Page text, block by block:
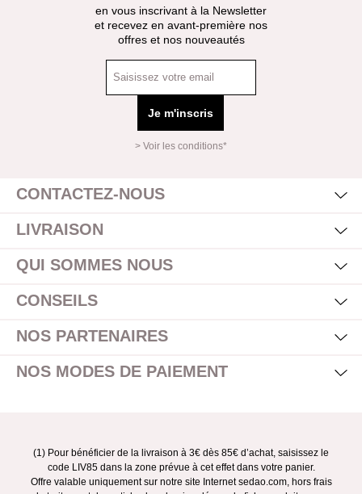
en vous inscrivant à la Newsletter
et recevez en avant-première nos
offres et nos nouveautés
Je m'inscris
> Voir les conditions*
CONTACTEZ-NOUS
LIVRAISON
QUI SOMMES NOUS
CONSEILS
NOS PARTENAIRES
NOS MODES DE PAIEMENT
(1) Pour bénéficier de la livraison à 3€ dès 85€ d’achat, saisissez le
code LIV85 dans la zone prévue à cet effet dans votre panier.
Offre valable uniquement sur notre site Internet sedao.com, hors frais